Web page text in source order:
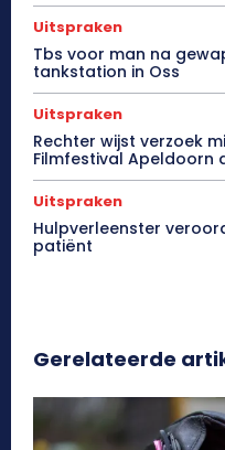
Uitspraken
Tbs voor man na
tankstation in Oss
Uitspraken
Rechter wijst verzoek
Filmfestival Apeldoorn
Uitspraken
Hulpverleenster
patiënt
Gerelateerde